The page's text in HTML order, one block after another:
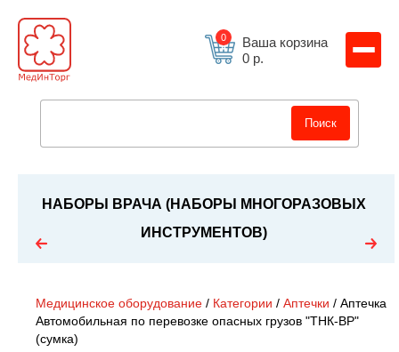
0
Ваша корзина
0 р.
НАБОРЫ ВРАЧА (НАБОРЫ МНОГОРАЗОВЫХ
ИНСТРУМЕНТОВ)
Каталог
Доставка и оплата
Спецпредложения
График работы
Медицинское оборудование / Категории / Аптечки / Аптечка
Автомобильная по перевозке опасных грузов "ТНК-BP"
(сумка)